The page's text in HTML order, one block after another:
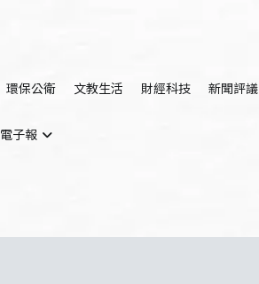
環保公衛 文教生活 財經科技 新聞評議
電子報